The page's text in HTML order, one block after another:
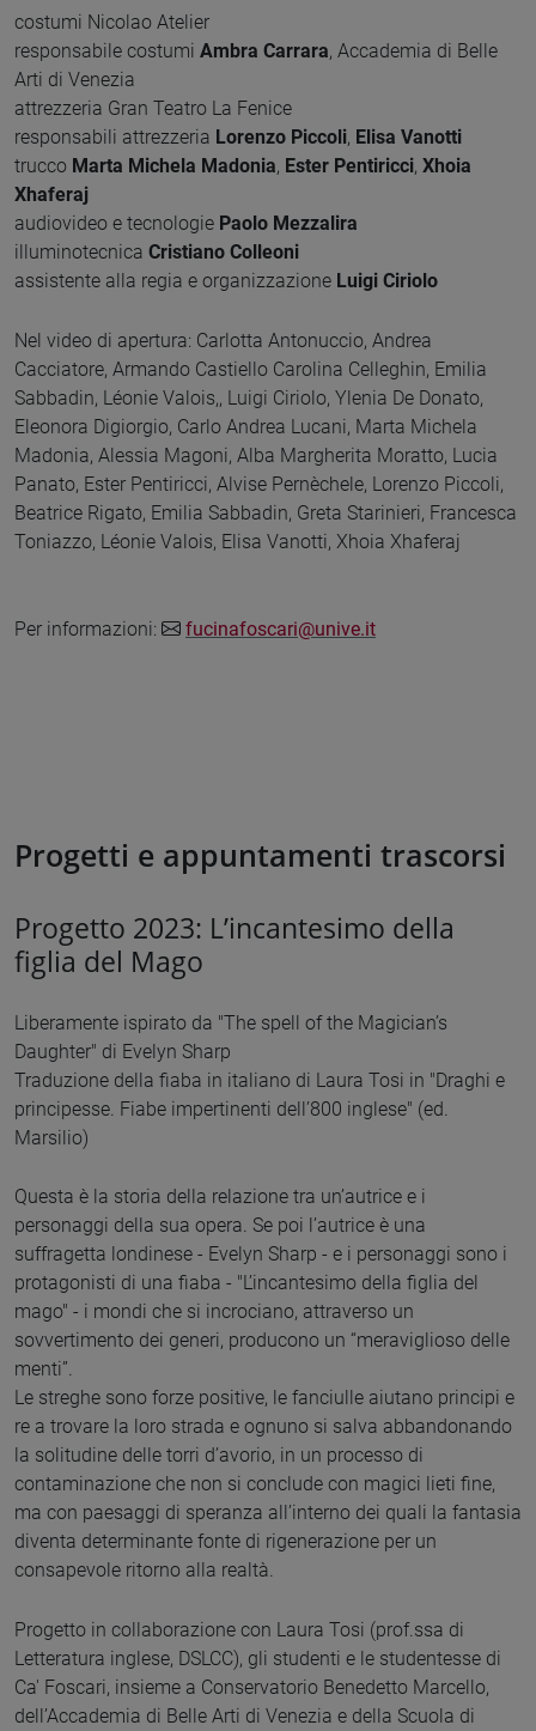
costumi Nicolao Atelier
responsabile costumi Ambra Carrara, Accademia di Belle
Arti di Venezia
attrezzeria Gran Teatro La Fenice
responsabili attrezzeria Lorenzo Piccoli, Elisa Vanotti
trucco Marta Michela Madonia, Ester Pentiricci, Xhoia
Xhaferaj
audiovideo e tecnologie Paolo Mezzalira
illuminotecnica Cristiano Colleoni
assistente alla regia e organizzazione Luigi Ciriolo
Nel video di apertura: Carlotta Antonuccio, Andrea
Cacciatore, Armando Castiello Carolina Celleghin, Emilia
Sabbadin, Léonie Valois,, Luigi Ciriolo, Ylenia De Donato,
Eleonora Digiorgio, Carlo Andrea Lucani, Marta Michela
Madonia, Alessia Magoni, Alba Margherita Moratto, Lucia
Panato, Ester Pentiricci, Alvise Pernèchele, Lorenzo Piccoli,
Beatrice Rigato, Emilia Sabbadin, Greta Starinieri, Francesca
Toniazzo, Léonie Valois, Elisa Vanotti, Xhoia Xhaferaj
Per informazioni: fucinafoscari@unive.it
Progetti e appuntamenti trascorsi
Progetto 2023: L’incantesimo della
figlia del Mago
Liberamente ispirato da "The spell of the Magician’s
Daughter" di Evelyn Sharp
Traduzione della fiaba in italiano di Laura Tosi in "Draghi e
principesse. Fiabe impertinenti dell’800 inglese" (ed.
Marsilio)
Questa è la storia della relazione tra un’autrice e i
personaggi della sua opera. Se poi l’autrice è una
suffragetta londinese - Evelyn Sharp - e i personaggi sono i
protagonisti di una fiaba - "L’incantesimo della figlia del
mago" - i mondi che si incrociano, attraverso un
sovvertimento dei generi, producono un “meraviglioso delle
menti”.
Le streghe sono forze positive, le fanciulle aiutano principi e
re a trovare la loro strada e ognuno si salva abbandonando
la solitudine delle torri d’avorio, in un processo di
contaminazione che non si conclude con magici lieti fine,
ma con paesaggi di speranza all’interno dei quali la fantasia
diventa determinante fonte di rigenerazione per un
consapevole ritorno alla realtà.
Progetto in collaborazione con Laura Tosi (prof.ssa di
Letteratura inglese, DSLCC), gli studenti e le studentesse di
Ca' Foscari, insieme a Conservatorio Benedetto Marcello,
dell’Accademia di Belle Arti di Venezia e della Scuola di